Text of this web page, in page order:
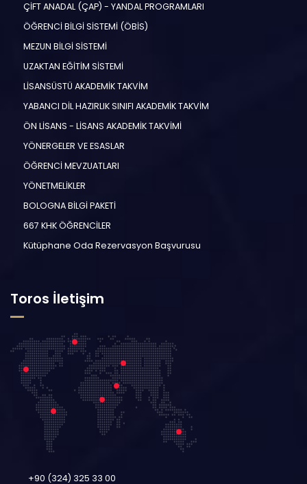
ÇİFT ANADAL (ÇAP) - YANDAL PROGRAMLARI
ÖĞRENCİ BİLGİ SİSTEMİ (ÖBİS)
MEZUN BİLGİ SİSTEMİ
UZAKTAN EĞİTİM SİSTEMİ
LİSANSÜSTÜ AKADEMİK TAKVİM
YABANCI DİL HAZIRLIK SINIFI AKADEMİK TAKVİM
ÖN LİSANS - LİSANS AKADEMİK TAKVİMİ
YÖNERGELER VE ESASLAR
ÖĞRENCİ MEVZUATLARI
YÖNETMELİKLER
BOLOGNA BİLGİ PAKETİ
667 KHK ÖĞRENCİLER
Kütüphane Oda Rezervasyon Başvurusu
Toros İletişim
+90 (324) 325 33 00